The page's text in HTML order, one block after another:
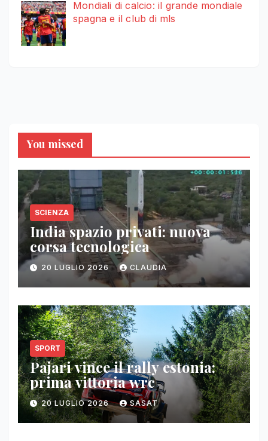
Mondiali di calcio: il grande mondiale
spagna e il club di mls
You missed
SCIENZA
India spazio privati: nuova
corsa tecnologica
20 LUGLIO 2026 CLAUDIA
SPORT
Pajari vince il rally estonia:
prima vittoria wrc
20 LUGLIO 2026 SASAT